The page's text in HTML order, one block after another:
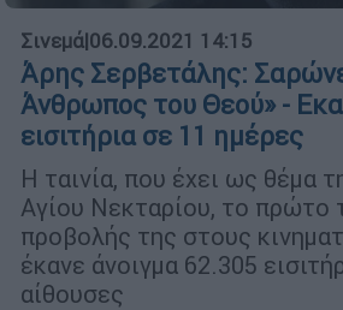
Σινεμά|06.09.2021 14:15
Άρης Σερβετάλης:
Άνθρωπος του Θεού» -
εισιτήρια σε 11 ημέρες
Η ταινία, που έχει ως θέμα
Αγίου Νεκταρίου, το πρώτο
προβολής της στους
έκανε άνοιγμα 62.305
αίθουσες